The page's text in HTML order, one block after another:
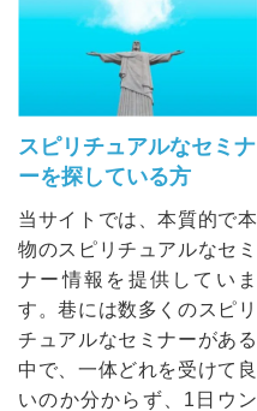
スピリチュアルなセミナ
ーを探している方
当サイトでは、本質的で本
物のスピリチュアルなセミ
ナー情報を提供していま
す。巷には数多くのスピリ
チュアルなセミナーがある
中で、一体どれを受けて良
いのか分からず、1日ウン